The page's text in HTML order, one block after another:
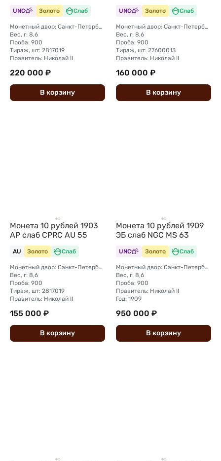
UNC Золото Слаб
Монетный двор: Санкт-Петербургский монетный двор
Вес, г: 8,6
Проба: 900
Тираж, шт: 2817019
Правитель: Николай II
220 000 ₽
В корзину
UNC Золото Слаб
Монетный двор: Санкт-Петербургский монетный двор
Вес, г: 8,6
Проба: 900
Тираж, шт: 27600013
Правитель: Николай II
160 000 ₽
В корзину
Монета 10 рублей 1903
АР слаб CPRC AU 55
AU Золото Слаб
Монетный двор: Санкт-Петербургский монетный двор
Вес, г: 8,6
Проба: 900
Тираж, шт: 2817019
Правитель: Николай II
155 000 ₽
В корзину
Монета 10 рублей 1909
ЭБ слаб NGC MS 63
UNC Золото Слаб
Монетный двор: Санкт-Петербургский монетный двор
Вес, г: 8,6
Проба: 900
Правитель: Николай II
Год: 1909
950 000 ₽
В корзину